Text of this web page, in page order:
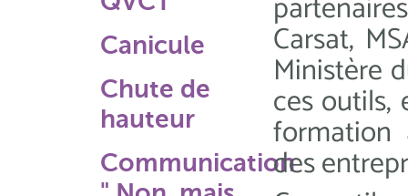
Canicule
Chute de
hauteur
Communication
Carsat,
Ministère
ces outils,
formation
des